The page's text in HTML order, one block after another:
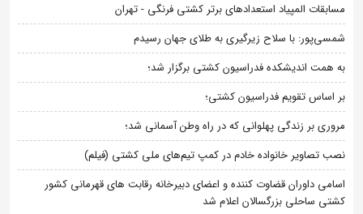
مسابقات المپیاد استعدادهای برتر کشتی فرنگی - تهران
شمسی‌پور: با سلاح زیرگیری به طلای جهان رسیدم
به همت اندیشکده فدراسیون کشتی برگزار شد؛
بر اساس تقویم فدراسیون کشتی؛
مروری بر زندگی پهلوانی که در راه وطن آسمانی شد؛
نصب تصاویر خانواده خادم در کمپ تیم‌های ملی کشتی (فیلم)
اسامی داوران قضاوت کننده و اعضای دبیرخانه رقابت های قهرمانی کشور
کشتی ساحلی بزرگسالان اعلام شد